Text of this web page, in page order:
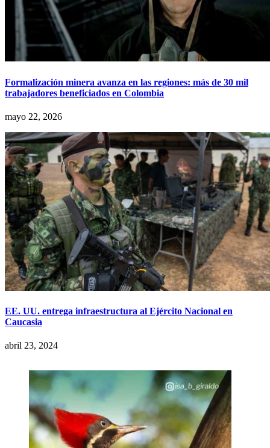
Formalización minera avanza en las regiones: más de 30 mil
trabajadores beneficiados en Colombia
mayo 22, 2026
EE. UU. entrega infraestructura al Ejército Nacional en
Caucasia
abril 23, 2024